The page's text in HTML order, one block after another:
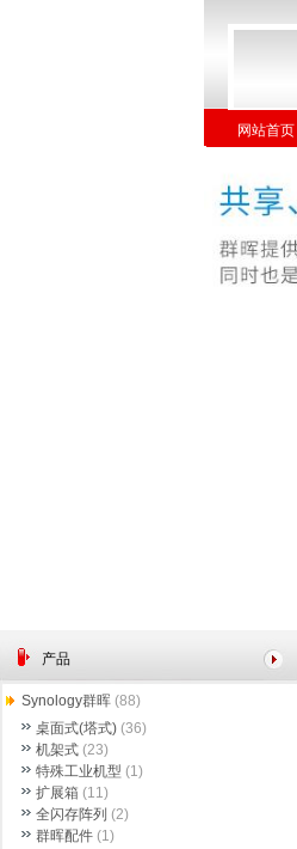
网站首页
网站首页
产品
Synology群晖 (88)
桌面式(塔式) (36)
机架式 (23)
特殊工业机型 (1)
扩展箱 (11)
全闪存阵列 (2)
群晖配件 (1)